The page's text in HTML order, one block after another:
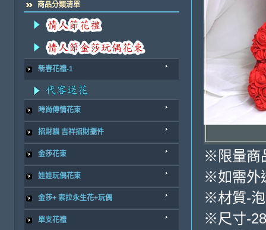
商品分類清單
新春花禮-1
時尚傳情花束
招財貓 吉祥招財擺件
金莎花束
娃娃玩偶花束
金莎+ 索拉永生花+玩偶
單支花禮
※限量商
※如需外
※材質-
※尺寸-